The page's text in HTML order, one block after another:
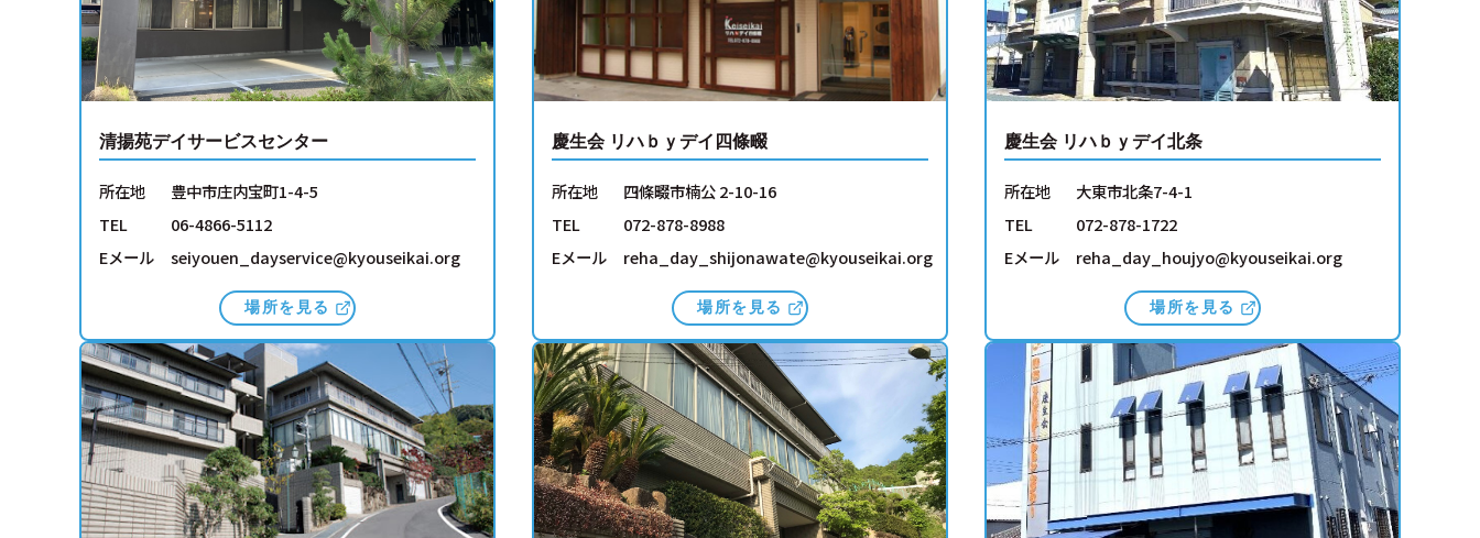
清揚苑デイサービスセンター
所在地
豊中市庄内宝町1-4-5
TEL
06-4866-5112
Eメール
seiyouen_dayservice@kyouseikai.org
場所を見る
慶生会 リハｂｙデイ四條畷
所在地
四條畷市楠公 2-10-16
TEL
072-878-8988
Eメール
reha_day_shijonawate@kyouseikai.org
場所を見る
慶生会 リハｂｙデイ北条
所在地
大東市北条7-4-1
TEL
072-878-1722
Eメール
reha_day_houjyo@kyouseikai.org
場所を見る